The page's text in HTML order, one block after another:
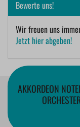
Bewerte uns!
Wir freuen uns
Jetzt hier abgeben!
AKKORDEON